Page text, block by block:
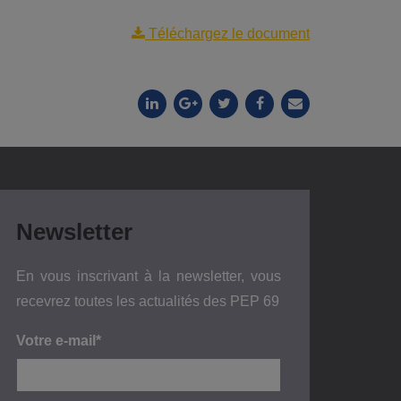
Téléchargez le document
Newsletter
En vous inscrivant à la newsletter, vous
recevrez toutes les actualités des PEP 69
Votre e-mail*